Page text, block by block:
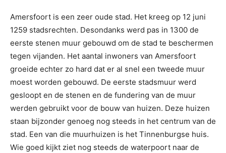
Amersfoort is een zeer oude stad. Het kreeg op 12 juni
1259 stadsrechten. Desondanks werd pas in 1300 de
eerste stenen muur gebouwd om de stad te beschermen
tegen vijanden. Het aantal inwoners van Amersfoort
groeide echter zo hard dat er al snel een tweede muur
moest worden gebouwd. De eerste stadsmuur werd
gesloopt en de stenen en de fundering van de muur
werden gebruikt voor de bouw van huizen. Deze huizen
staan bijzonder genoeg nog steeds in het centrum van de
stad. Een van die muurhuizen is het Tinnenburgse huis.
Wie goed kijkt ziet nog steeds de waterpoort naar de